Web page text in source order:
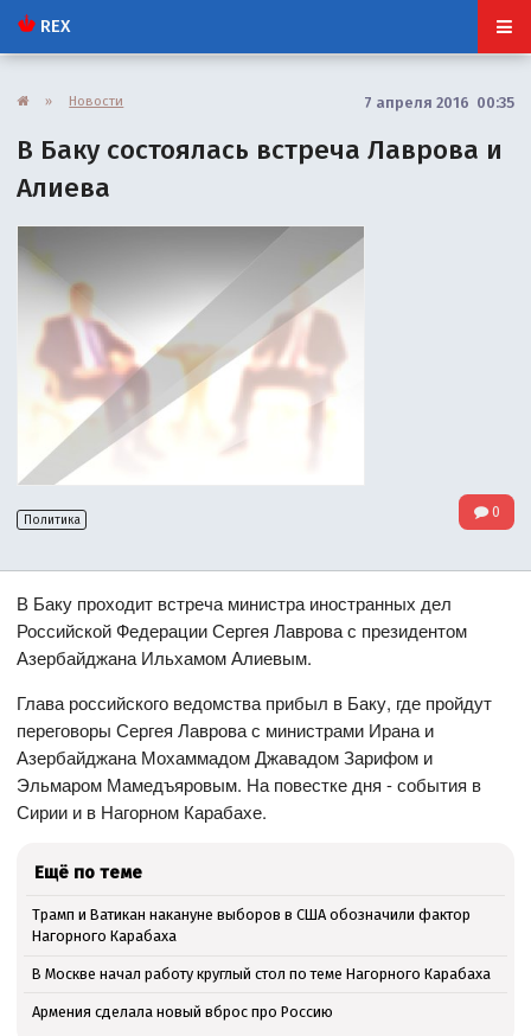
REX
» Новости 7 апреля 2016 00:35
В Баку состоялась встреча Лаврова и
Алиева
Политика 0
В Баку проходит встреча министра иностранных дел
Российской Федерации Сергея Лаврова с президентом
Азербайджана Ильхамом Алиевым.
Глава российского ведомства прибыл в Баку, где пройдут
переговоры Сергея Лаврова с министрами Ирана и
Азербайджана Мохаммадом Джавадом Зарифом и
Эльмаром Мамедъяровым. На повестке дня - события в
Сирии и в Нагорном Карабахе.
Ещё по теме
Трамп и Ватикан накануне выборов в США обозначили фактор
Нагорного Карабаха
В Москве начал работу круглый стол по теме Нагорного Карабаха
Армения сделала новый вброс про Россию